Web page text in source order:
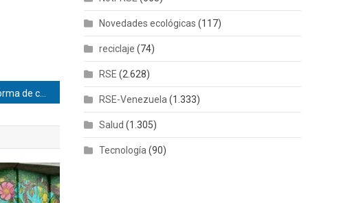
Novedades ecológicas (117)
reciclaje (74)
RSE (2.628)
RSE-Venezuela (1.333)
Salud (1.305)
Tecnología (90)